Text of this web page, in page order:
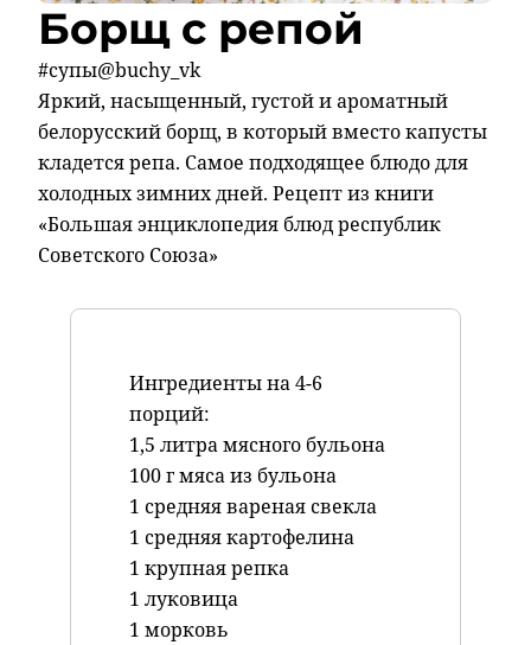
Борщ с репой
#супы@buchy_vk
Яркий, насыщенный, густой и ароматный
белорусский борщ, в который вместо капусты
кладется репа. Самое подходящее блюдо для
холодных зимних дней. Рецепт из книги
«Большая энциклопедия блюд республик
Советского Союза»
Ингредиенты на 4-6
порций:
1,5 литра мясного бульона
100 г мяса из бульона
1 средняя вареная свекла
1 средняя картофелина
1 крупная репка
1 луковица
1 морковь